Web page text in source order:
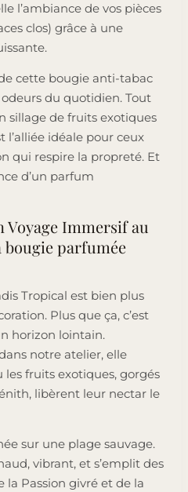
l’ambiance de vos pièces
clos) grâce à une
cette bougie anti-tabac
du quotidien. Tout
sillage de fruits exotiques
l’alliée idéale pour ceux
qui respire la propreté. Et
d’un parfum
Voyage Immersif au
bougie parfumée
Tropical est bien plus
Plus que ça, c’est
horizon lointain.
notre atelier, elle
les fruits exotiques, gorgés
libèrent leur nectar le
sur une plage sauvage.
vibrant, et s’emplit des
la Passion givré et de la